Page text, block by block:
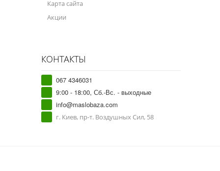
Карта сайта
Акции
КОНТАКТЫ
067 4346031
9:00 - 18:00, Сб.-Вс. - выходные
info@maslobaza.com
г. Киев, пр-т. Воздушных Сил, 58